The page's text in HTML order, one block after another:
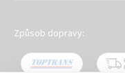
Způsob dopravy: